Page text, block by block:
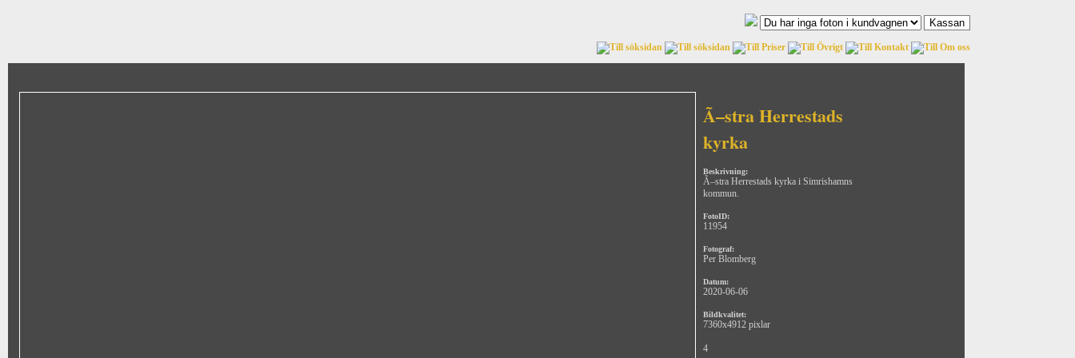
Ã–stra Herrestads
kyrka
Beskrivning:
Ã–stra Herrestads kyrka i Simrishamns
kommun.
FotoID:
11954
Fotograf:
Per Blomberg
Datum:
2020-06-06
Bildkvalitet:
7360x4912 pixlar
4